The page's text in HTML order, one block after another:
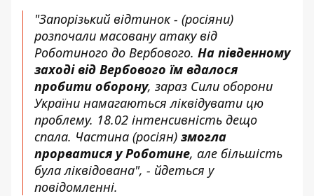
"Запорізький відтинок - (росіяни)
розпочали масовану атаку від
Роботиного до Вербового. На південному
заході від Вербового їм вдалося
пробити оборону, зараз Сили оборони
України намагаються ліквідувати цю
проблему. 18.02 інтенсивність дещо
спала. Частина (росіян) змогла
прорватися у Роботине, але більшість
була ліквідована", - йдеться у
повідомленні.